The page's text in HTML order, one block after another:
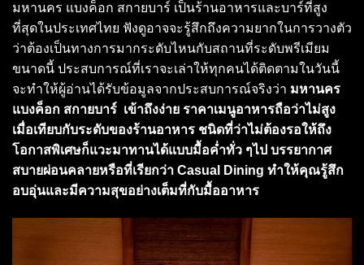
มหานคร แบงค็อก สกายบาร์ เป็นร้านอาหารและบาร์ที่สูง
ที่สุดในประเทศไทย ฟังดูอาจจะรู้สึกถึงความยากในการวางตัว
ว่าต้องเป็นทางการมากระดับไหนกับสถานที่ระดับพรีเมียม
ขนาดนี้ ประสบการณ์ที่เราจะเล่าให้ทุกคนได้ติดตามในวันนี้
จะทำให้ผู้อ่านได้รับข้อมูลจากประสบการณ์จริงว่า มหานคร
แบงค็อก สกายบาร์ เข้าถึงง่าย ราคาเมนูอาหารถือว่าไม่สูง
เมื่อเทียบกับระดับของร้านอาหาร ชนิดที่ว่าไม่ต้องรอให้ถึง
โอกาสพิเศษก็แวะมาทานได้แบบมื้อค่ำทั่ว ๆไป บรรยากาศ
สบายผ่อนคลายหรือที่เรียกว่า Casual Dining ทำให้คุณรู้สึก
อบอุ่นและมีความสุขอย่างเต็มที่กับมื้ออาหาร